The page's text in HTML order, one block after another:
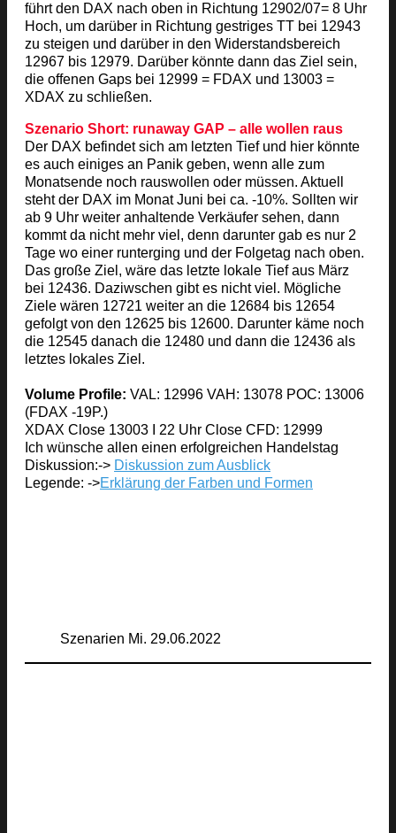
führt den DAX nach oben in Richtung 12902/07= 8 Uhr
Hoch, um darüber in Richtung gestriges TT bei 12943
zu steigen und darüber in den Widerstandsbereich
12967 bis 12979. Darüber könnte dann das Ziel sein,
die offenen Gaps bei 12999 = FDAX und 13003 =
XDAX zu schließen.
Szenario Short: runaway GAP – alle wollen raus
Der DAX befindet sich am letzten Tief und hier könnte
es auch einiges an Panik geben, wenn alle zum
Monatsende noch rauswollen oder müssen. Aktuell
steht der DAX im Monat Juni bei ca. -10%. Sollten wir
ab 9 Uhr weiter anhaltende Verkäufer sehen, dann
kommt da nicht mehr viel, denn darunter gab es nur 2
Tage wo einer runterging und der Folgetag nach oben.
Das große Ziel, wäre das letzte lokale Tief aus März
bei 12436. Daziwschen gibt es nicht viel. Mögliche
Ziele wären 12721 weiter an die 12684 bis 12654
gefolgt von den 12625 bis 12600. Darunter käme noch
die 12545 danach die 12480 und dann die 12436 als
letztes lokales Ziel.
Volume Profile: VAL: 12996 VAH: 13078 POC: 13006
(FDAX -19P.)
XDAX Close 13003 I 22 Uhr Close CFD: 12999
Ich wünsche allen einen erfolgreichen Handelstag
Diskussion:-> Diskussion zum Ausblick
Legende: ->Erklärung der Farben und Formen
Szenarien Mi. 29.06.2022